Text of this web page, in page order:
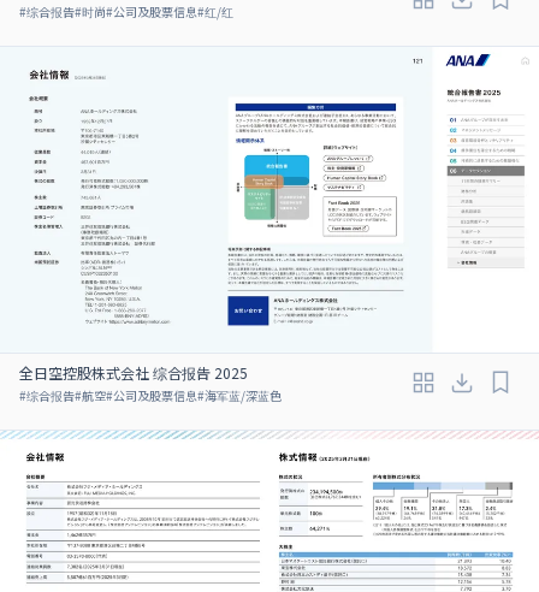
#综合报告#时尚#公司及股票信息#红/红
全日空控股株式会社 综合报告 2025
#综合报告#航空#公司及股票信息#海军蓝/深蓝色